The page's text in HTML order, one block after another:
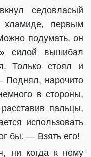
седовласый
хламиде, первым
подумать, он
силой вышибал
Только стоял и
нарочито
в стороны,
пальцы,
использовать
бы. — Взять его!
ни когда к нему